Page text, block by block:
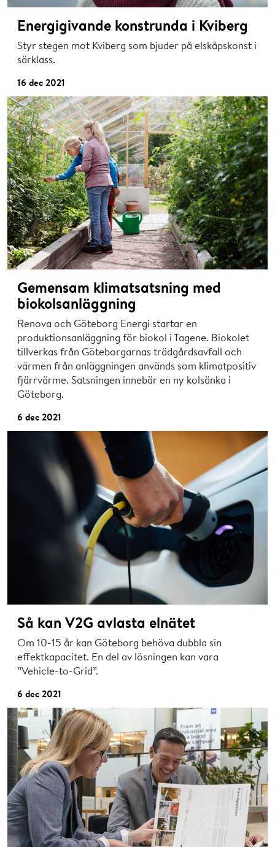
Energigivande konstrunda i Kviberg
Styr stegen mot Kviberg som bjuder på elskåpskonst i
särklass.
16 dec 2021
Gemensam klimatsatsning med
biokolsanläggning
Renova och Göteborg Energi startar en
produktionsanläggning för biokol i Tagene. Biokolet
tillverkas från Göteborgarnas trädgårdsavfall och
värmen från anläggningen används som klimatpositiv
fjärrvärme. Satsningen innebär en ny kolsänka i
Göteborg.
6 dec 2021
Så kan V2G avlasta elnätet
Om 10-15 år kan Göteborg behöva dubbla sin
effektkapacitet. En del av lösningen kan vara
”Vehicle-to-Grid”.
6 dec 2021